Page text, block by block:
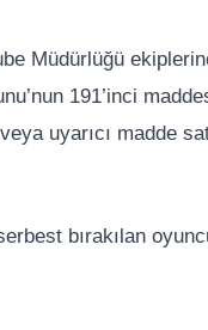
Müdürlüğü
191’inci
uyarıcı madde
bırakılan